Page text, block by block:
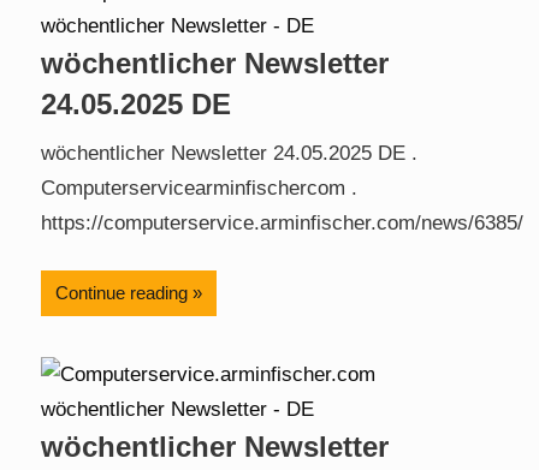
wöchentlicher Newsletter
24.05.2025 DE
wöchentlicher Newsletter 24.05.2025 DE .
Computerservicearminfischercom .
https://computerservice.arminfischer.com/news/6385/
Continue reading
wöchentlicher Newsletter